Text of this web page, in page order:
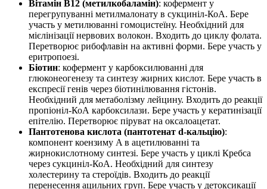
Вітамін B12 (метилкобаламін): кофермент у
перегрупуванні метилмалонату в сукциніл-КоА. Бере
участь у метилюванні гомоцистеїну. Необхідний для
мієлінізації нервових волокон. Входить до циклу фолата.
Перетворює рибофлавін на активні форми. Бере участь у
еритропоезі.
Біотин: кофермент у карбоксилюванні для
глюконеогенезу та синтезу жирних кислот. Бере участь в
експресії генів через біотинілювання гістонів.
Необхідний для метаболізму лейцину. Входить до реакції
пропіоніл-КоА карбоксилази. Бере участь у кератинізації
епітелію. Перетворює піруват на оксалоацетат.
Пантотенова кислота (пантотенат d-кальцію):
компонент коензиму A в ацетилюванні та
жирнокислотному синтезі. Бере участь у циклі Кребса
через сукциніл-КоА. Необхідний для синтезу
холестерину та стероїдів. Входить до реакції
перенесення ацильних груп. Бере участь у детоксикації